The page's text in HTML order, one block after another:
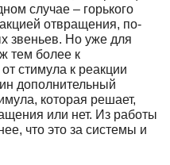
случае – горького
отвращения, по-
звеньев. Но уже для
тем более к
стимула к реакции
дополнительный
которая решает,
или нет. Из работы
что это за системы и